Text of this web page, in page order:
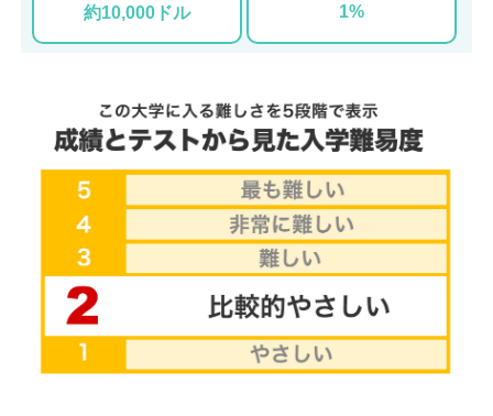
約10,000ドル 1%